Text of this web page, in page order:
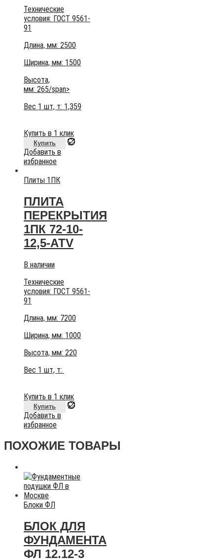
Технические
условия: ГОСТ 9561-
91
Длина, мм: 2500
Ширина, мм: 1500
Высота,
мм: 265/span>
Вес 1 шт, т: 1,359
Купить в 1 клик
Купить
Добавить в
избранное
Плиты 1ПК
ПЛИТА
ПЕРЕКРЫТИЯ
1ПК 72-10-
12,5-АТV
В наличии
Технические
условия: ГОСТ 9561-
91
Длина, мм: 7200
Ширина, мм: 1000
Высота, мм: 220
Вес 1 шт, т:
Купить в 1 клик
Купить
Добавить в
избранное
ПОХОЖИЕ ТОВАРЫ
Блоки ФЛ
БЛОК ДЛЯ
ФУНДАМЕНТА
ФЛ 12.12-3